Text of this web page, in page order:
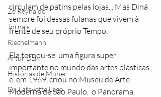
Zé Reynaldo
Jornais
Riechelmann
Artur Dzik
Histórias de Muher
Dr. Lafayette Lage
circulam de patins pelas lojas... Mas Diná
sempre foi dessas fulanas que vivem à
frente de seu próprio Tempo.
Ela tornou-se  uma figura super
importante no mundo das artes plásticas
e, em 1969, criou no Museu de Arte
Moderna de São Paulo,  o Panorama,